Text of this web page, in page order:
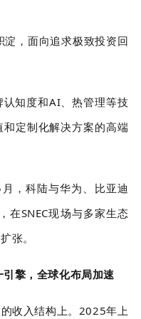
，面向追求极致投资回
知度和AI、热管理等技
定制化解决方案的高端
，科陆与华为、比亚迪
在SNEC现场与多家生态
张。
擎，全球化布局加速
收入结构上。 2025年上